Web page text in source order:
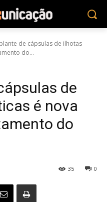
de cápsulas de ilhotas
do...
de
é nova
do
0
35